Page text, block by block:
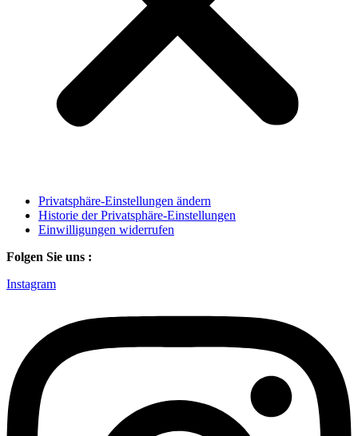
Privatsphäre-Einstellungen ändern
Historie der Privatsphäre-Einstellungen
Einwilligungen widerrufen
Folgen Sie uns :
Instagram